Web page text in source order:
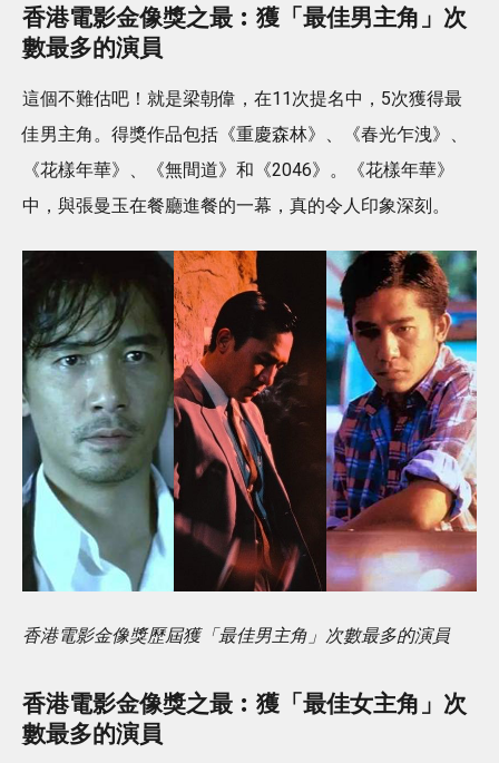
香港電影金像獎之最︰獲「最佳男主角」次
數最多的演員
這個不難估吧！就是梁朝偉，在11次提名中，5次獲得最
佳男主角。得獎作品包括《重慶森林》、《春光乍洩》、
《花樣年華》、《無間道》和《2046》。《花樣年華》
中，與張曼玉在餐廳進餐的一幕，真的令人印象深刻。
香港電影金像獎歷屆獲「最佳男主角」次數最多的演員
香港電影金像獎之最︰獲「最佳女主角」次
數最多的演員